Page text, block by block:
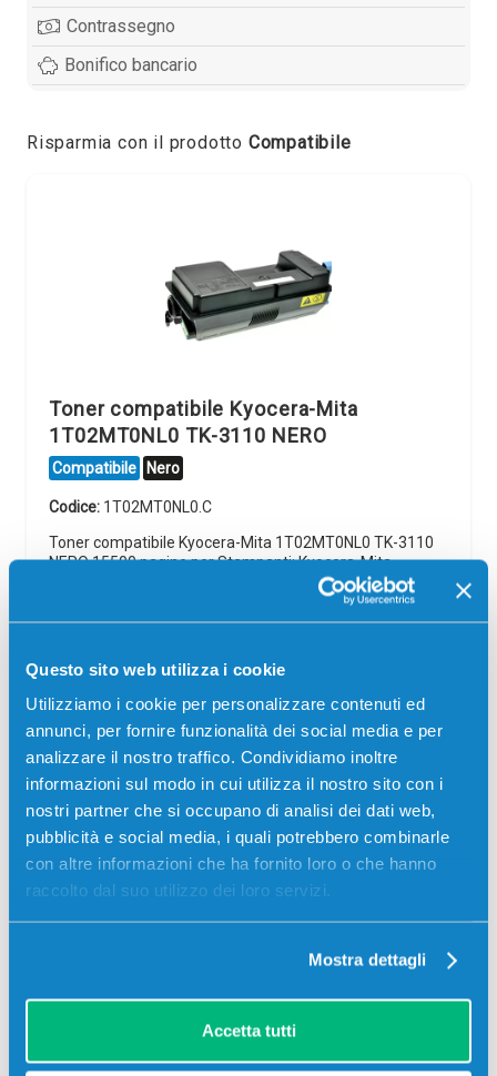
Questo sito web utilizza i cookie
Utilizziamo i cookie per personalizzare contenuti ed
annunci, per fornire funzionalità dei social media e per
analizzare il nostro traffico. Condividiamo inoltre
informazioni sul modo in cui utilizza il nostro sito con i
nostri partner che si occupano di analisi dei dati web,
pubblicità e social media, i quali potrebbero combinarle
con altre informazioni che ha fornito loro o che hanno
raccolto dal suo utilizzo dei loro servizi.
Mostra dettagli
Accetta tutti
Contrassegno
Bonifico bancario
Risparmia con il prodotto Compatibile
Toner compatibile Kyocera-Mita
1T02MT0NL0 TK-3110 NERO
Compatibile Nero
Codice: 1T02MT0NL0.C
Toner compatibile Kyocera-Mita 1T02MT0NL0 TK-3110
NERO 15500 pagine per Stampanti: Kyocera-Mita
Aggiungi al carrello
SCADE TRA:
03
giorni
17
ore
12
min
48
sec
Descrizione
Toner originale Kyocera-Mita 1T02MT0NLV TK-3110